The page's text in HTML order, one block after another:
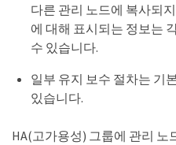
다른 관리 노드에 복사되
에 대해 표시되는 정보는
수 있습니다.
일부 유지 보수 절차는 기
있습니다.
HA(고가용성) 그룹에 관리 노